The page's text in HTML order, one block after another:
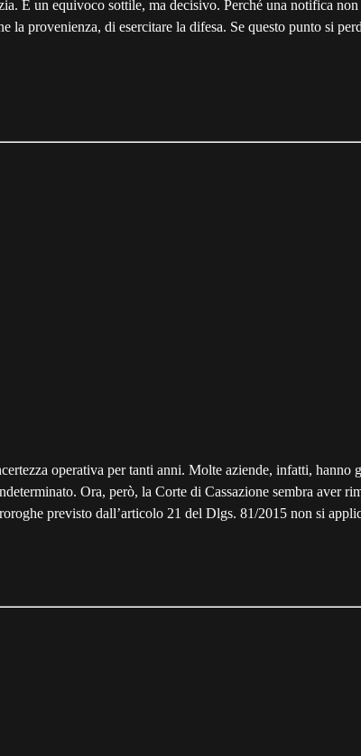
È un equivoco sottile, ma decisivo. Perché una notifica
la provenienza, di esercitare la difesa. Se questo punto si
operativa per tanti anni. Molte aziende, infatti,
Ora, però, la Corte di Cassazione sembra aver
previsto dall’articolo 21 del Dlgs. 81/2015 non si